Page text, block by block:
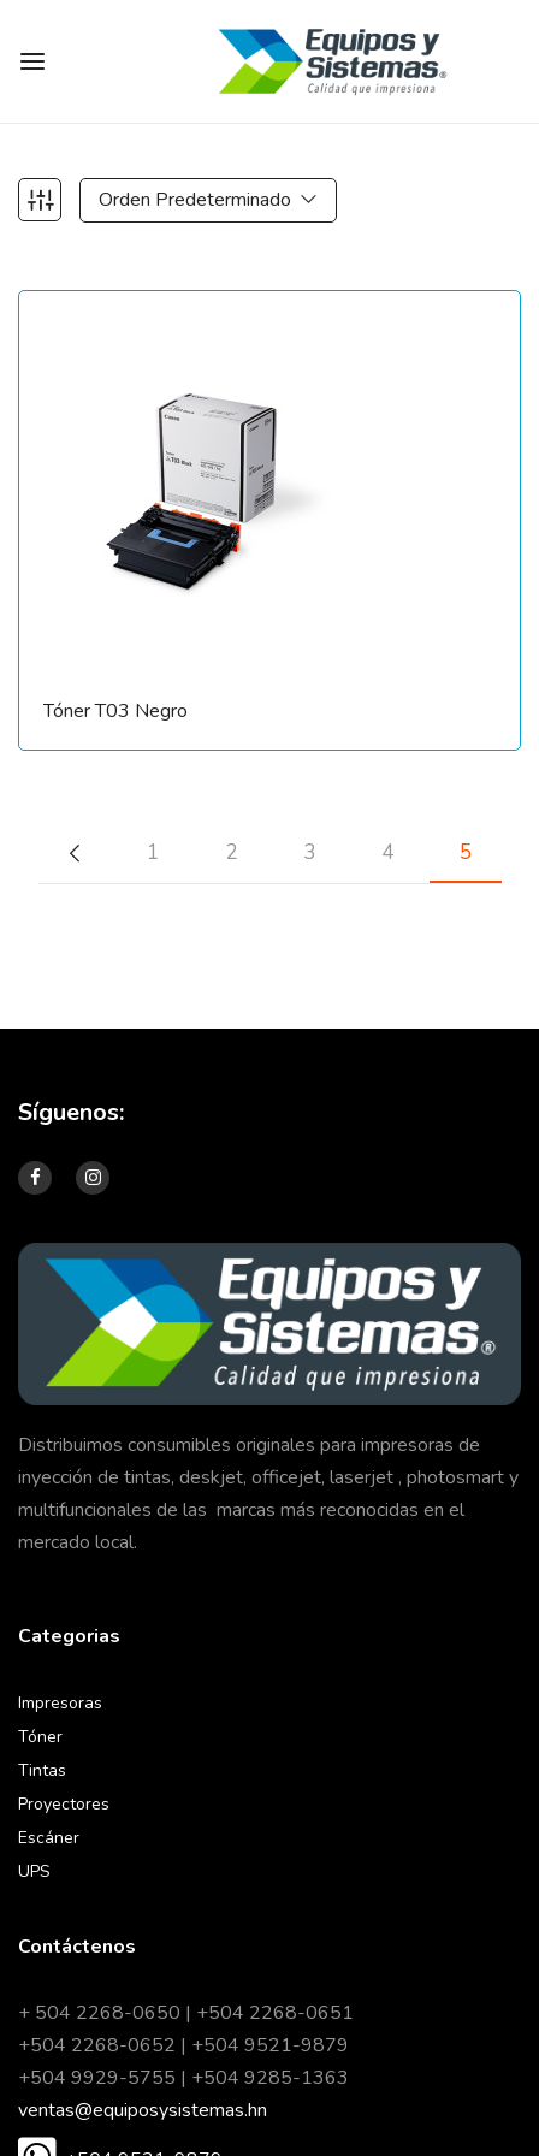
Orden Predeterminado
Tóner T03 Negro
1 2 3 4 5
Distribuimos consumibles originales para impresoras de
inyección de tintas, deskjet, officejet, laserjet , photosmart y
multifuncionales de las marcas más reconocidas en el
mercado local.
Categorias
Impresoras
Tóner
Tintas
Proyectores
Escáner
UPS
Contáctenos
+ 504 2268-0650 | +504 2268-0651
+504 2268-0652 | +504 9521-9879
+504 9929-5755 | +504 9285-1363
ventas@equiposysistemas.hn
Síguenos: